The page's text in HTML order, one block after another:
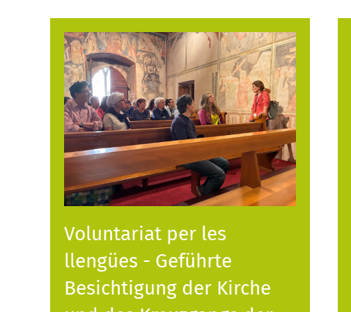
Voluntariat per les
llengües - Geführte
Besichtigung der Kirche